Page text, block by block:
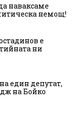
наваксаме
немощ!
е
ни
един депутат,
на Бойко